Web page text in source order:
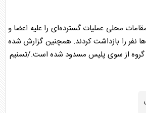
محلی عملیات گسترده‌ای را علیه اعضا و
نفر را بازداشت کردند. همچنین گزارش شده
گروه از سوی پلیس مسدود شده است./تسنیم